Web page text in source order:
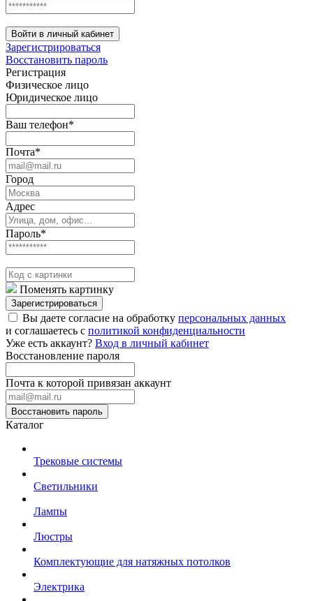
Войти в личный кабинет
Зарегистрироваться
Восстановить пароль
Регистрация
Физическое лицо
Юридическое лицо
Ваш телефон*
Почта*
Город
Адрес
Пароль*
Поменять картинку
Зарегистрироваться
Вы даете согласие на обработку персональных данных
и соглашаетесь с политикой конфиденциальности
Уже есть аккаунт? Вход в личный кабинет
Восстановление пароля
Почта к которой привязан аккаунт
Восстановить пароль
Каталог
Трековые системы
Светильники
Лампы
Люстры
Комплектующие для натяжных потолков
Электрика